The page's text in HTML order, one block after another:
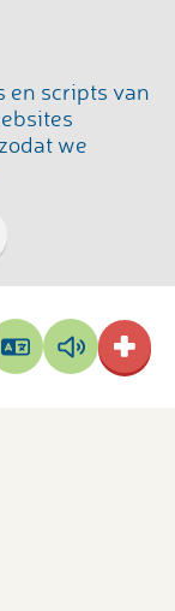
en scripts van
we
Pagina
vertalen
Pagina
voorlezen